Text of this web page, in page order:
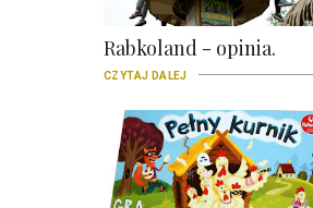
Rabkoland - opinia.
CZYTAJ DALEJ